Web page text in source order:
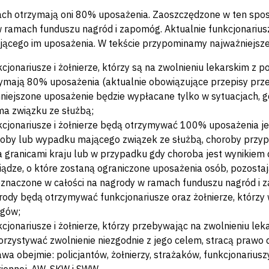
otrzymają oni 80% uposażenia. Zaoszczędzone w ten
ramach funduszu nagród i zapomóg. Aktualnie
im uposażenia. W tekście przypominamy
i żołnierze, którzy są na zwolnieniu lekarskim z
80% uposażenia (aktualnie obowiązujące przepisy
uposażenie będzie wypłacane tylko w
związku ze służbą;
i żołnierze będą otrzymywać 100% uposażenia
lub wypadku mającego związek ze służbą, choroby
granicami kraju lub w przypadku gdy choroba jest wynikiem
o które zostaną ograniczone uposażenia osób,
w całości na nagrody w ramach funduszu nagród i
będą otrzymywać funkcjonariusze oraz żołnierze,
i żołnierze, którzy przebywając na zwolnieniu
zwolnienie niezgodnie z jego celem, stracą prawo
obejmie: policjantów, żołnierzy, strażaków,